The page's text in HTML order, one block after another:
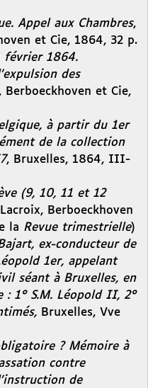
Appel aux Chambres,
et Cie, 1864, 32 p.
février 1864.
des
Berboeckhoven et Cie,
à partir du 1er
de la collection
, Bruxelles, 1864, III-
(9, 10, 11 et 12
Berboeckhoven
la Revue trimestrielle)
ex-conducteur de
1er, appelant
séant à Bruxelles, en
1° S.M. Léopold II, 2°
Bruxelles, Vve
? Mémoire à
contre
de